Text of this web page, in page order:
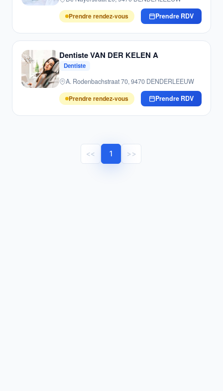
Prendre rendez-vous
Prendre RDV
Dentiste VAN DER KELEN A
Dentiste
A. Rodenbachstraat 70, 9470 DENDERLEEUW
Prendre rendez-vous
Prendre RDV
<< 1 >>